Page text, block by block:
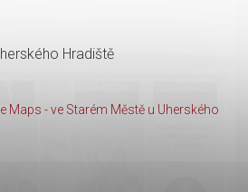
Hradiště
Maps - ve Starém Městě u Uherského